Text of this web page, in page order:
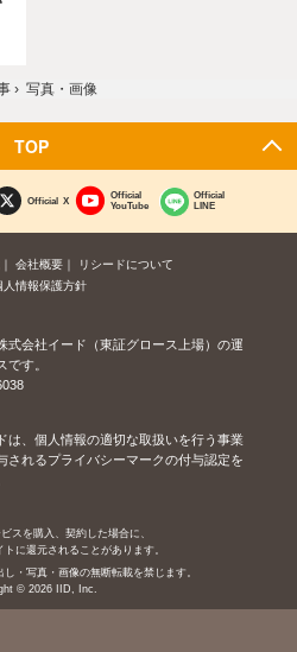
› 写真・画像
TOP
Official X
Official
YouTube
Official
LINE
会社概要
リシードについて
人情報保護方針
式会社イード（東証グロース上場）の運
です。
は、個人情報の適切な取扱いを行う事業
されるプライバシーマークの付与認定を
スを購入、契約した場合に、
に還元されることがあります。
・写真・画像の無断転載を禁じます。
© 2026 IID, Inc.